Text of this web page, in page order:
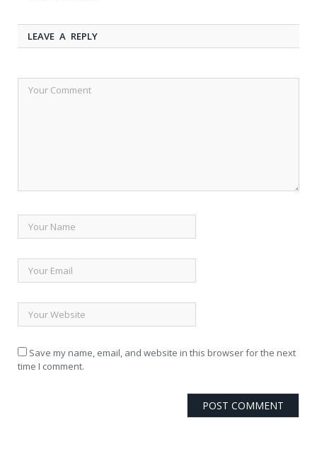
LEAVE A REPLY
Save my name, email, and website in this browser for the next
time I comment.